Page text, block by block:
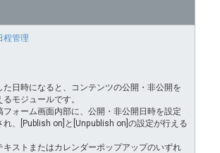
程管理
た日時になると、コンテンツの公開・非公開を
モジュールです。
フォーム画面内部に、公開・非公開日時を設定
れ、[Publish on]と[Unpublish on]の設定が行える
キストまたはカレンダーポップアップのいずれ